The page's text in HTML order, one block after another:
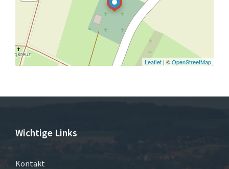
Leaflet | ©OpenStreetMap
Wichtige Links
Kontakt